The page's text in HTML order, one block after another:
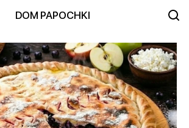
DOM PAPOCHKI